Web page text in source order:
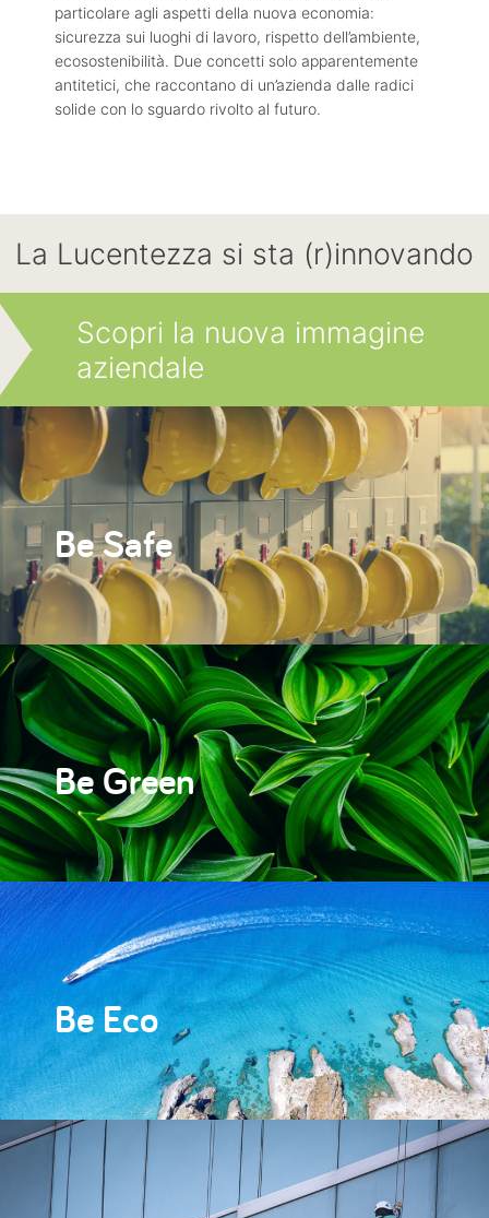
particolare agli aspetti della nuova economia:
sicurezza sui luoghi di lavoro, rispetto dell’ambiente,
ecosostenibilità. Due concetti solo apparentemente
antitetici, che raccontano di un’azienda dalle radici
solide con lo sguardo rivolto al futuro.
La Lucentezza si sta (r)innovando
Scopri la nuova immagine
aziendale
Be Safe
Be Green
Be Eco